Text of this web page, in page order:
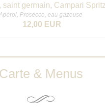
saint germain, Campari Spritz
Prosecco, eau gazeuse
12,00 EUR
Carte & Menus